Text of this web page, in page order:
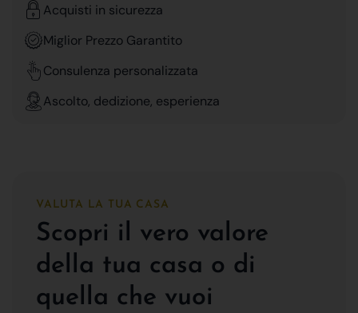
Acquisti in sicurezza
Miglior Prezzo Garantito
Consulenza personalizzata
Ascolto, dedizione, esperienza
VALUTA LA TUA CASA
Scopri il vero valore
della tua casa o di
quella che vuoi